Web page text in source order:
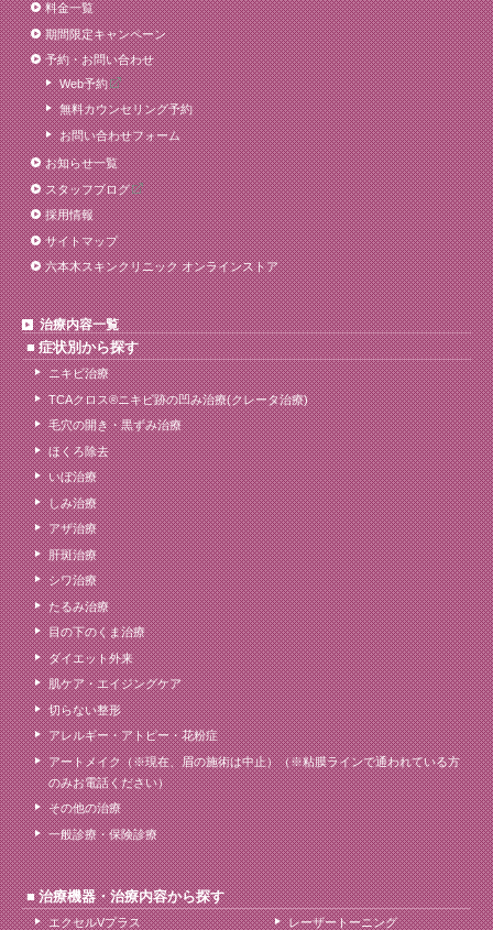
料金一覧
期間限定キャンペーン
予約・お問い合わせ
Web予約
無料カウンセリング予約
お問い合わせフォーム
お知らせ一覧
スタッフブログ
採用情報
サイトマップ
六本木スキンクリニック オンラインストア
治療内容一覧
症状別から探す
ニキビ治療
TCAクロス®ニキビ跡の凹み治療(クレータ治療)
毛穴の開き・黒ずみ治療
ほくろ除去
いぼ治療
しみ治療
アザ治療
肝斑治療
シワ治療
たるみ治療
目の下のくま治療
ダイエット外来
肌ケア・エイジングケア
切らない整形
アレルギー・アトピー・花粉症
アートメイク（※現在、眉の施術は中止）（※粘膜ラインで通われている方
のみお電話ください）
その他の治療
一般診療・保険診療
治療機器・治療内容から探す
エクセルVプラス レーザートーニング